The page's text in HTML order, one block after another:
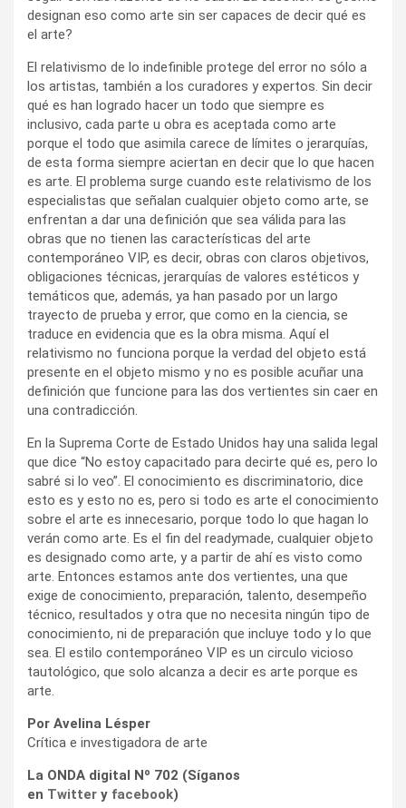
inclusivo, cada parte u obra es aceptada como arte
porque el todo que asimila carece de límites o jerarquías,
es arte. El problema surge cuando este relativismo de los
especialistas que señalan cualquier objeto como arte, se
enfrentan a dar una definición que sea válida para las
obras que no tienen las características del arte
contemporáneo VIP, es decir, obras con claros objetivos,
obligaciones técnicas, jerarquías de valores estéticos y
temáticos que, además, ya han pasado por un largo
trayecto de prueba y error, que como en la ciencia, se
traduce en evidencia que es la obra misma. Aquí el
relativismo no funciona porque la verdad del objeto está
presente en el objeto mismo y no es posible acuñar una
definición que funcione para las dos vertientes sin caer en
una contradicción.
En la Suprema Corte de Estado Unidos hay una salida legal
que dice “No estoy capacitado para decirte qué es, pero lo
sabré si lo veo”. El conocimiento es discriminatorio, dice
esto es y esto no es, pero si todo es arte el conocimiento
sobre el arte es innecesario, porque todo lo que hagan lo
es designado como arte, y a partir de ahí es visto como
arte. Entonces estamos ante dos vertientes, una que
exige de conocimiento, preparación, talento, desempeño
técnico, resultados y otra que no necesita ningún tipo de
conocimiento, ni de preparación que incluye todo y lo que
sea. El estilo contemporáneo VIP es un circulo vicioso
tautológico, que solo alcanza a decir es arte porque es
arte.
Por Avelina Lésper
Crítica e investigadora de arte
La ONDA digital Nº 702 (Síganos
enTwitteryfacebook)
INGRESE AQUÍ POR MÁS CONTENIDOS EN PORTADA
de los autores.